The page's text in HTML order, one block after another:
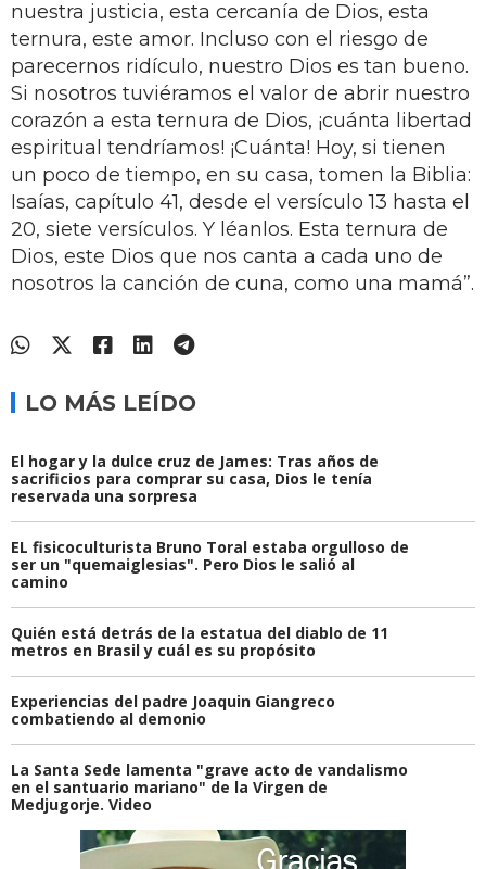
nuestra justicia, esta cercanía de Dios, esta
ternura, este amor. Incluso con el riesgo de
parecernos ridículo, nuestro Dios es tan bueno.
Si nosotros tuviéramos el valor de abrir nuestro
corazón a esta ternura de Dios, ¡cuánta libertad
espiritual tendríamos! ¡Cuánta! Hoy, si tienen
un poco de tiempo, en su casa, tomen la Biblia:
Isaías, capítulo 41, desde el versículo 13 hasta el
20, siete versículos. Y léanlos. Esta ternura de
Dios, este Dios que nos canta a cada uno de
nosotros la canción de cuna, como una mamá”.
LO MÁS LEÍDO
El hogar y la dulce cruz de James: Tras años de
sacrificios para comprar su casa, Dios le tenía
reservada una sorpresa
EL fisicoculturista Bruno Toral estaba orgulloso de
ser un "quemaiglesias". Pero Dios le salió al
camino
Quién está detrás de la estatua del diablo de 11
metros en Brasil y cuál es su propósito
Experiencias del padre Joaquin Giangreco
combatiendo al demonio
La Santa Sede lamenta "grave acto de vandalismo
en el santuario mariano" de la Virgen de
Medjugorje. Video